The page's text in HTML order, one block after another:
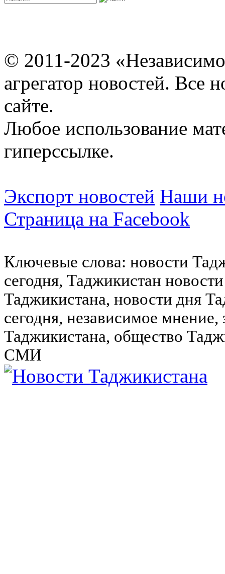
© 2011-2023
агрегатор новостей. Все
сайте.
Любое использование
гиперссылке.
Экспорт новостей Наши
Страница на Facebook
Ключевые слова: новости
сегодня, Таджикистан
Таджикистана, новости дня
сегодня, независимое
Таджикистана, общество
СМИ